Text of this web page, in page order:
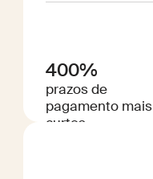
400%
prazos de
pagamento mais
curtos